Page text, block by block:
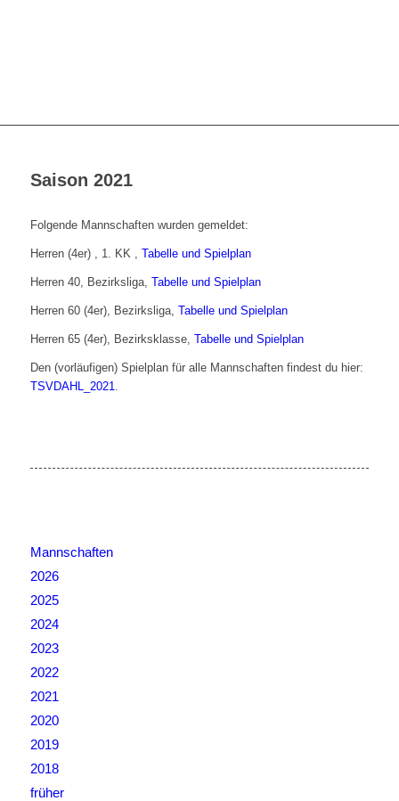
Saison 2021
Folgende Mannschaften wurden gemeldet:
Herren (4er) , 1. KK , Tabelle und Spielplan
Herren 40, Bezirksliga, Tabelle und Spielplan
Herren 60 (4er), Bezirksliga, Tabelle und Spielplan
Herren 65 (4er), Bezirksklasse, Tabelle und Spielplan
Den (vorläufigen) Spielplan für alle Mannschaften findest du hier:
TSVDAHL_2021
Mannschaften
2026
2025
2024
2023
2022
2021
2020
2019
2018
früher